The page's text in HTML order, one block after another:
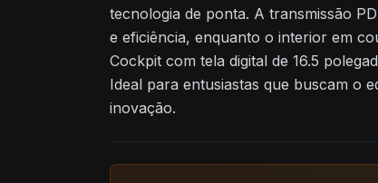
tecnologia de ponta. A transmissão
e eficiência, enquanto o interior em
Cockpit com tela digital de 16.5
Ideal para entusiastas que buscam o
inovação.